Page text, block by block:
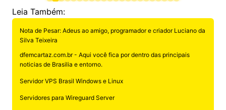
Leia Também:
Nota de Pesar: Adeus ao amigo, programador e criador Luciano da
Silva Teixeira
dfemcartaz.com.br - Aqui você fica por dentro das principais
noticias de Brasilia e entorno.
Servidor VPS Brasil Windows e Linux
Servidores para Wireguard Server